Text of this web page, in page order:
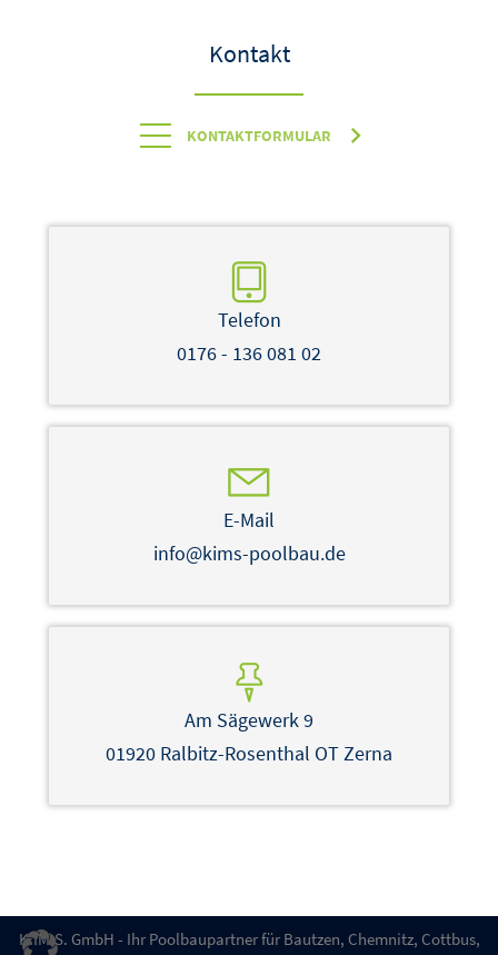
Kontakt
KONTAKTFORMULAR
Telefon
0176 - 136 081 02
E-Mail
info@kims-poolbau.de
Am Sägewerk 9
01920 Ralbitz-Rosenthal OT Zerna
K.IM.S. GmbH - Ihr Poolbaupartner für Bautzen, Chemnitz, Cottbus,